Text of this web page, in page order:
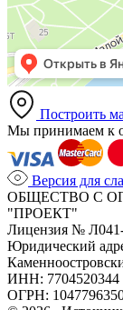
Построить
Мы принимаем к
Версия для
ОБЩЕСТВО С
"ПРОЕКТ"
Лицензия №
Юридический
ИНН: 7704520344
ОГРН: